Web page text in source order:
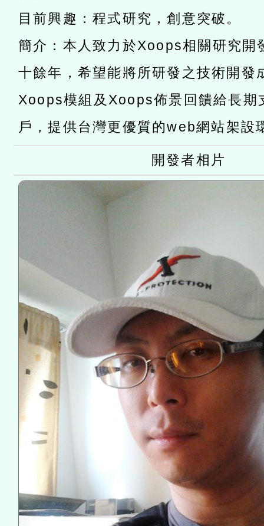
灣師範大學辦理「114至
進學校輔導計畫師資專業
計畫
函轉國家教育研究院中心
民族教育政策研討會「原
趨勢與發展」
轉知教育部國民及學前教
政府教育局辦理「115年
研習實施計畫－夢的N次
北場」計畫
函轉國立臺灣師範大學辦
臺北學習中心115年度第2
班」招生簡章及EDM
轉知有關國立成功大學辦
共融平台-教案暨教學示範
教育部國民及學前教育署
COVID-19疫苗接種計畫
擴大為「滿6個月以上尚未
措施，延長至115年9月28
目前興趣：程式研究，創意突破。
簡介：本人致力於Xoops相關研究開
十餘年，希望能將所研發之技術開發
Xoops模組及Xoops佈景回饋給長期
戶，提供台灣更優質的web網站架設
開發者相片